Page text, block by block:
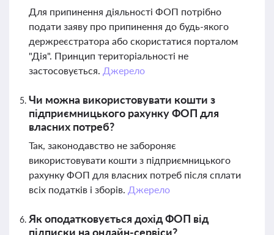
Для припинення діяльності ФОП потрібно
подати заяву про припинення до будь-якого
держреєстратора або скористатися порталом
"Дія". Принцип територіальності не
застосовується. Джерело
Чи можна використовувати кошти з
підприємницького рахунку ФОП для
власних потреб?
Так, законодавство не забороняє
використовувати кошти з підприємницького
рахунку ФОП для власних потреб після сплати
всіх податків і зборів. Джерело
Як оподатковується дохід ФОП від
підписки на онлайн-сервіси?